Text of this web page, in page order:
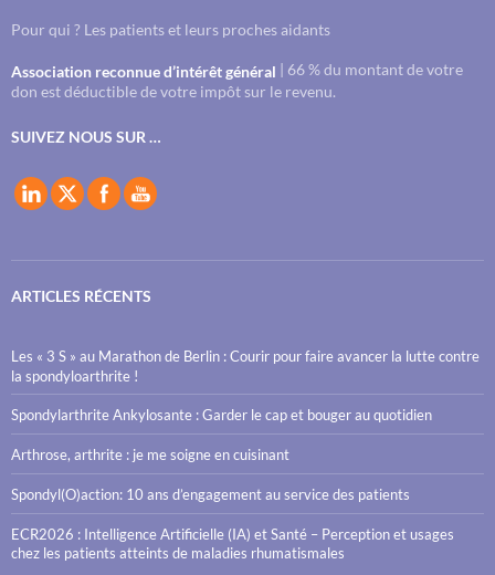
Pour qui ? Les patients et leurs proches aidants
Association reconnue d’intérêt général | 66 % du montant de votre
don est déductible de votre impôt sur le revenu.
SUIVEZ NOUS SUR …
ARTICLES RÉCENTS
Les « 3 S » au Marathon de Berlin : Courir pour faire avancer la lutte contre
la spondyloarthrite !
Spondylarthrite Ankylosante : Garder le cap et bouger au quotidien
Arthrose, arthrite : je me soigne en cuisinant
Spondyl(O)action: 10 ans d’engagement au service des patients
ECR2026 : Intelligence Artificielle (IA) et Santé – Perception et usages
chez les patients atteints de maladies rhumatismales